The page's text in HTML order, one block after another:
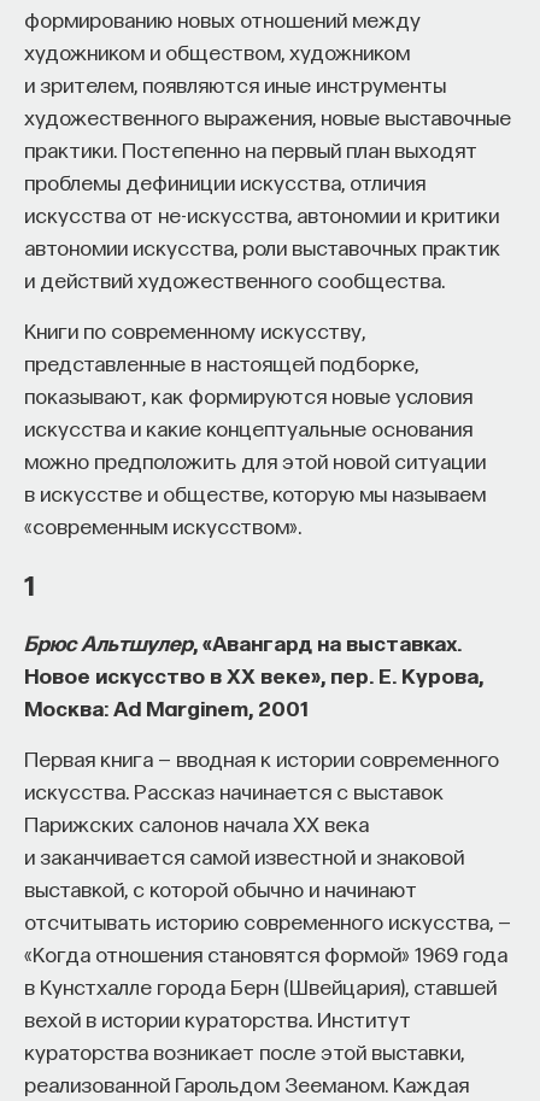
формированию новых отношений между
художником и обществом, художником
и зрителем, появляются иные инструменты
художественного выражения, новые выставочные
практики. Постепенно на первый план выходят
проблемы дефиниции искусства, отличия
искусства от не-искусства, автономии и критики
автономии искусства, роли выставочных практик
и действий художественного сообщества.
Книги по современному искусству,
представленные в настоящей подборке,
показывают, как формируются новые условия
искусства и какие концептуальные основания
можно предположить для этой новой ситуации
в искусстве и обществе, которую мы называем
«современным искусством».
1
Брюс Альтшулер, «Авангард на выставках.
Новое искусство в ХХ веке», пер. Е. Курова,
Москва: Ad Marginem, 2001
Первая книга — вводная к истории современного
искусства. Рассказ начинается с выставок
Парижских салонов начала ХХ века
и заканчивается самой известной и знаковой
выставкой, с которой обычно и начинают
отсчитывать историю современного искусства, —
«Когда отношения становятся формой» 1969 года
в Кунстхалле города Берн (Швейцария), ставшей
вехой в истории кураторства. Институт
кураторства возникает после этой выставки,
реализованной Гарольдом Зееманом. Каждая
мышления навыками: научитесь критически
воспринимать информацию и логично
и аргументированно доказывать свою точку
зрения.
— Узнаете, как философия отвечает
на основополагающие вопросы человечества: что
такое пространство и что такое время? Что
значит мыслить и что представляет собой наше
сознание? Реальна ли реальность и откуда
мы знаем то, что знаем? Существует ли в мире
свобода?
— Переосмыслите границы доверия
собственному знанию.
Автор курса:Диана Гаспарян— кандидат
философских наук, профессор Школы философии
НИУ ВШЭ.
3/30/2022
НАПИСАТЬ НАМ
НАД МАТЕРИАЛОМ РАБОТАЛИ
ПостНаука
команда ПостНауки
НАУКА
237 публикаций